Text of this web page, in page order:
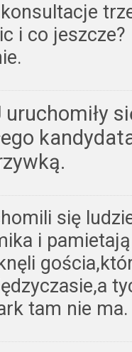
konsultacje
i co
uruchomiły
się
i
tam nie ma.